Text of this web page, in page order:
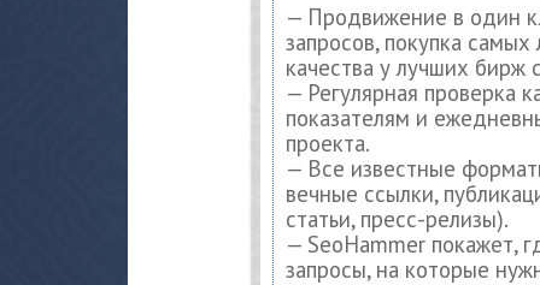
— Продвижение в один
запросов, покупка
качества у лучших бирж
— Регулярная проверка
показателям и
проекта.
— Все известные
вечные ссылки,
статьи, пресс-релизы).
— SeoHammer покажет,
запросы, на которые